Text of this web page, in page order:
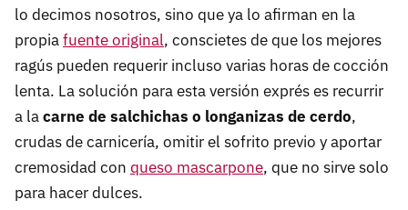
lo decimos nosotros, sino que ya lo afirman en la
propiafuente original, conscietes de que los mejores
ragús pueden requerir incluso varias horas de cocción
lenta. La solución para esta versión exprés es recurrir
a lacarne de salchichas o longanizas de cerdo,
crudas de carnicería, omitir el sofrito previo y aportar
cremosidad con queso mascarpone, que no sirve solo
para hacer dulces.